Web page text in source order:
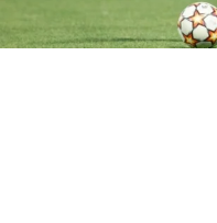
Luan chega a Porto